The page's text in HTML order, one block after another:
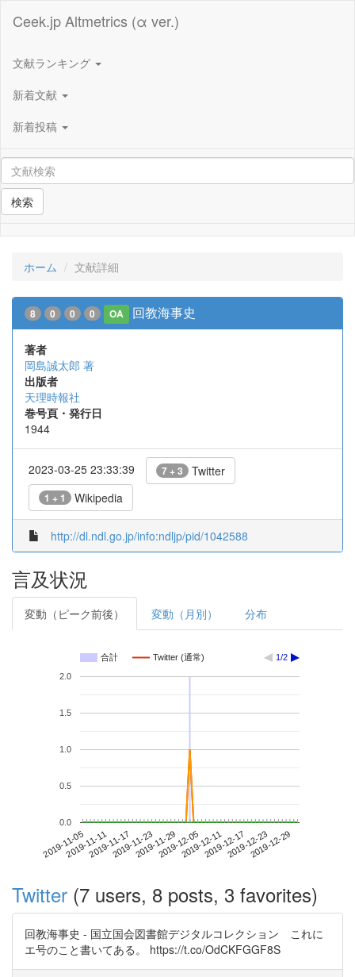
Ceek.jp Altmetrics (α ver.)
文献ランキング
新着文献
新着投稿
検索
ホーム 文献詳細
8 0 0 0 OA 回教海事史
著者
岡島誠太郎 著
出版者
天理時報社
巻号頁・発行日
1944
2023-03-25 23:33:39 7 + 3 Twitter
1 + 1 Wikipedia
http://dl.ndl.go.jp/info:ndljp/pid/1042588
言及状況
変動（ピーク前後） 変動（月別） 分布
合計 Twitter (通常) 1/2
2019-11-052019-11-112019-11-172019-11-232019-11-292019-12-052019-12-112019-12-172019-12-232019-12-29
0.0
0.5
1.0
1.5
2.0
Twitter (7 users, 8 posts, 3 favorites)
回教海事史 - 国立国会図書館デジタルコレクション これに
エ号のこと書いてある。 https://t.co/OdCKFGGF8S